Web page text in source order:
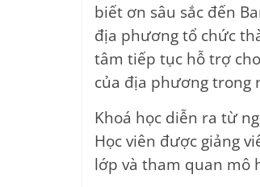
biết ơn sâu sắc đến
địa phương tổ chức
tâm tiếp tục hỗ trợ
của địa phương trong
Khoá học diễn ra từ
Học viên được giảng
lớp và tham quan mô